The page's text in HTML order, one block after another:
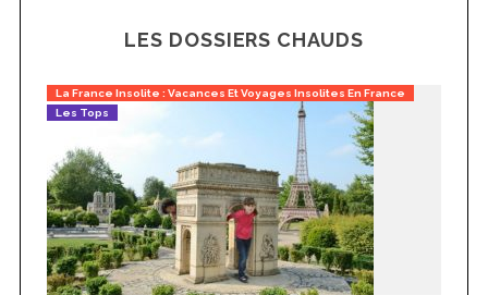
LES DOSSIERS CHAUDS
La France Insolite : Vacances Et Voyages Insolites En France
Les Tops